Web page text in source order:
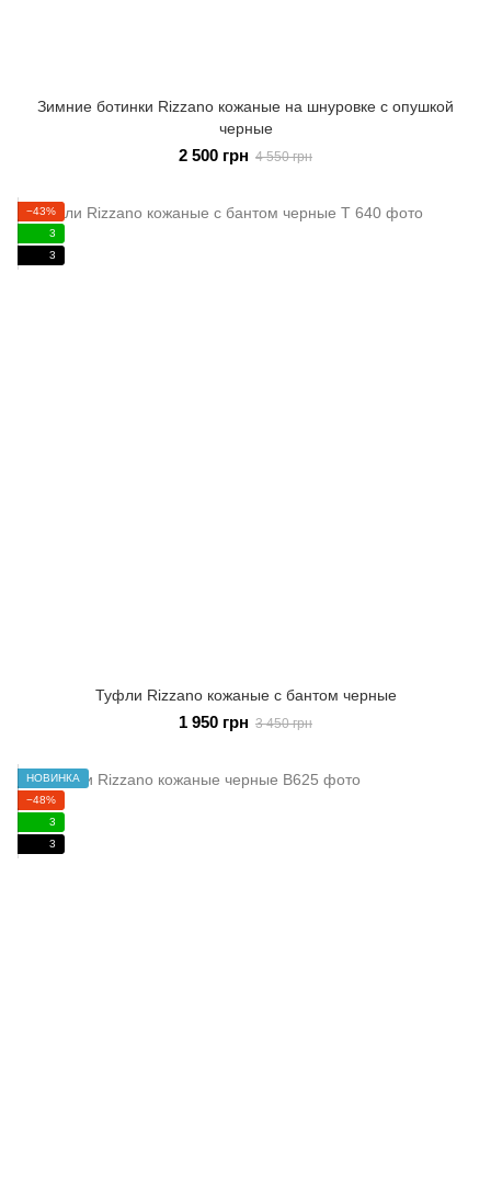
Зимние ботинки Rizzano кожаные на шнуровке с опушкой
черные
2 500 грн 4 550 грн
−43%
3
3
Туфли Rizzano кожаные с бантом черные
1 950 грн 3 450 грн
НОВИНКА
−48%
3
3